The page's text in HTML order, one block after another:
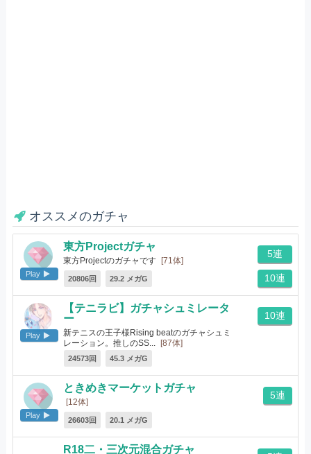
オススメのガチャ
Play
東方Projectガチャ
東方Projectのガチャです [71体]
20806回 29.2 メガG
5連
10連
Play
【テニラビ】ガチャシュミレータ
ー
新テニスの王子様Rising beatのガチャシュミ
レーション。推しのSS...
[87体]
24573回 45.3 メガG
10連
Play
ときめきマーケットガチャ
[12体]
26603回 20.1 メガG
5連
R18二・三次元混合ガチャ